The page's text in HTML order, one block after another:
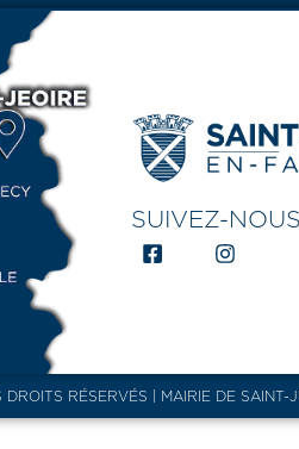
SUIVEZ-NOUS
RÉSERVÉS | MAIRIE DE SAINT-